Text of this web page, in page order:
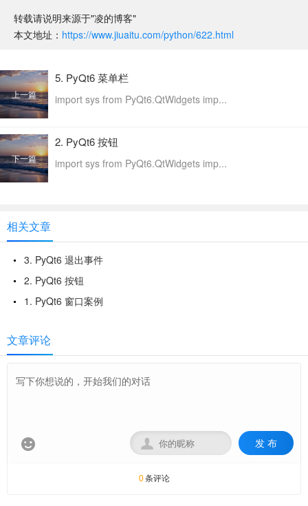
转载请说明来源于"凌的博客"
本文地址： https://www.jiuaitu.com/python/622.html
上一篇
5. PyQt6 菜单栏
import sys from PyQt6.QtWidgets imp...
下一篇
2. PyQt6 按钮
import sys from PyQt6.QtWidgets imp...
相关文章
3. PyQt6 退出事件
2. PyQt6 按钮
1. PyQt6 窗口案例
文章评论
 发 布

0条评论